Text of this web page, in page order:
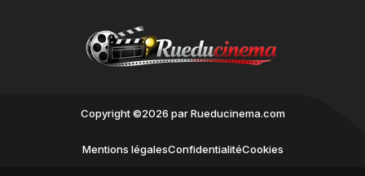
Copyright ©2026 par Rueducinema.com
Mentions légalesConfidentialitéCookies